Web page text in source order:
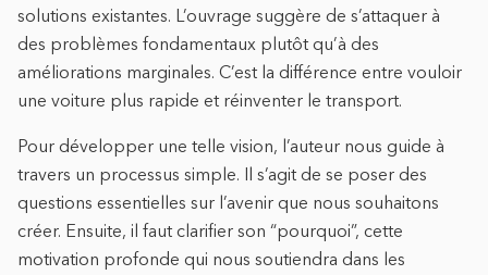
solutions existantes. L’ouvrage suggère de s’attaquer à
des problèmes fondamentaux plutôt qu’à des
améliorations marginales. C’est la différence entre vouloir
une voiture plus rapide et réinventer le transport.
Pour développer une telle vision, l’auteur nous guide à
travers un processus simple. Il s’agit de se poser des
questions essentielles sur l’avenir que nous souhaitons
créer. Ensuite, il faut clarifier son “pourquoi”, cette
motivation profonde qui nous soutiendra dans les